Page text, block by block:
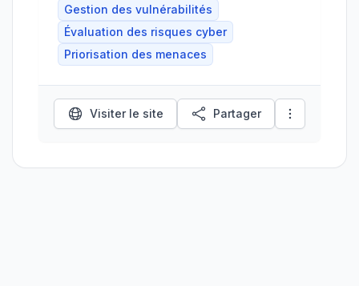
Gestion des vulnérabilités
Évaluation des risques cyber
Priorisation des menaces
Visiter le site Partager